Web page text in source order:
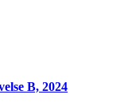
B, 2024